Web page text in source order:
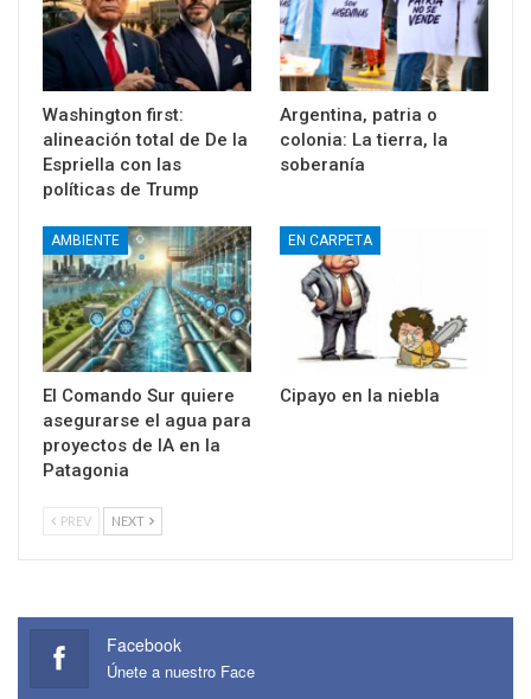
Washington first:
alineación total de De la
Espriella con las
políticas de Trump
Argentina, patria o
colonia: La tierra, la
soberanía
AMBIENTE
El Comando Sur quiere
asegurarse el agua para
proyectos de IA en la
Patagonia
EN CARPETA
Cipayo en la niebla
PREV NEXT
Facebook
Únete a nuestro Face